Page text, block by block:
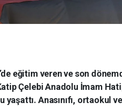
eğitim veren ve son
Çelebi Anadolu İmam
yaşattı. Anasınıfı, ortaokul